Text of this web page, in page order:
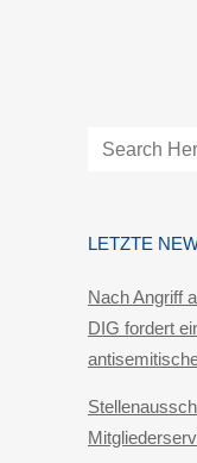
LETZTE
Nach Angriff
DIG fordert